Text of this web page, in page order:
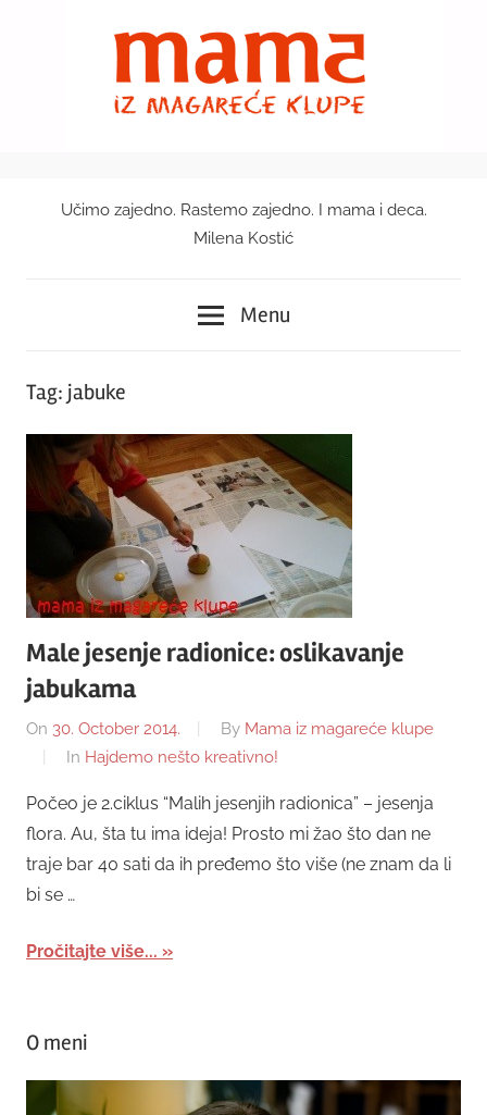
Mama
magareće
klupe
Učimo zajedno. Rastemo zajedno. I mama i deca.
Milena Kostić
Menu
Tag: jabuke
Male jesenje radionice: oslikavanje
jabukama
On 30. October 2014. By Mama iz magareće klupe
In Hajdemo nešto kreativno!
Počeo je 2.ciklus “Malih jesenjih radionica” – jesenja
flora. Au, šta tu ima ideja! Prosto mi žao što dan ne
traje bar 40 sati da ih pređemo što više (ne znam da li
bi se …
Pročitajte više...
O meni